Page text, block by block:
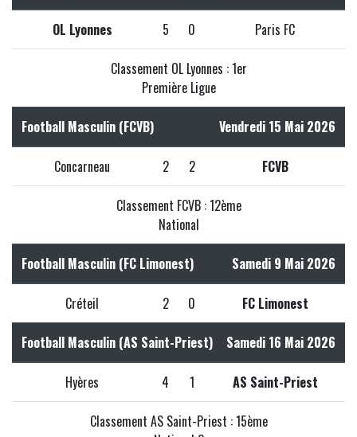
OL Lyonnes 5 0 Paris FC
Classement OL Lyonnes : 1er
Première Ligue
Football Masculin (FCVB) Vendredi 15 Mai 2026
Concarneau 2 2 FCVB
Classement FCVB : 12ème
National
Football Masculin (FC Limonest) Samedi 9 Mai 2026
Créteil 2 0 FC Limonest
Football Masculin (AS Saint-Priest) Samedi 16 Mai 2026
Hyères 4 1 AS Saint-Priest
Classement AS Saint-Priest : 15ème